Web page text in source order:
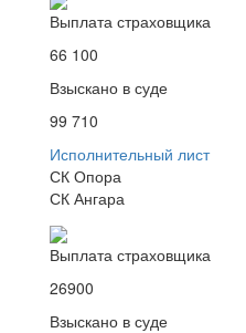
Выплата страховщика
66 100
Взыскано в суде
99 710
Исполнительный лист
СК Опора
СК Ангара
Выплата страховщика
26900
Взыскано в суде